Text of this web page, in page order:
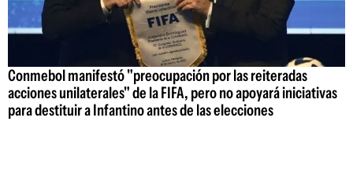
Conmebol manifestó "preocupación por las reiteradas
acciones unilaterales" de la FIFA, pero no apoyará iniciativas
para destituir a Infantino antes de las elecciones